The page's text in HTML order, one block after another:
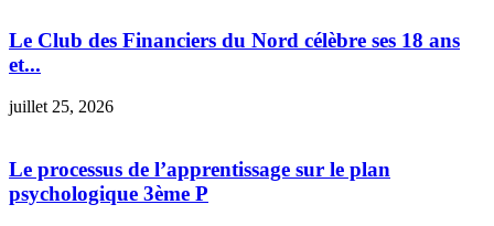
Le Club des Financiers du Nord célèbre ses 18 ans
et...
juillet 25, 2026
Le processus de l’apprentissage sur le plan
psychologique 3ème P